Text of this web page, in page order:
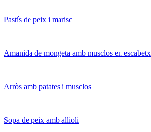
Pastís de peix i marisc
Amanida de mongeta amb musclos en escabetx
Arròs amb patates i musclos
Sopa de peix amb allioli